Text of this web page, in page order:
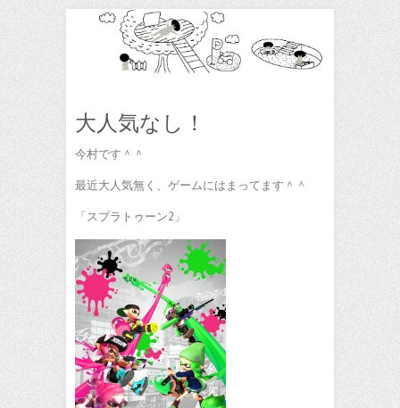
大人気なし！
今村です＾＾
最近大人気無く、ゲームにはまってます＾＾
「スプラトゥーン2」